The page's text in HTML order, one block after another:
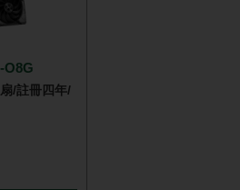
O8G
/註冊四年/